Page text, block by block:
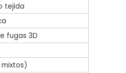
tejida
fugas 3D
mixtos)